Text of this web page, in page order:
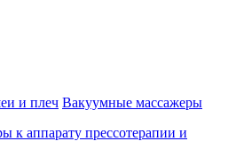
и плеч Вакуумные массажеры
к аппарату прессотерапии и